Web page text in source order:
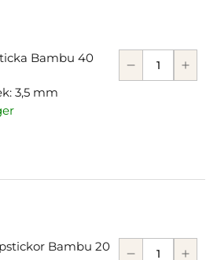
Bambu 40
3,5 mm
Bambu 20